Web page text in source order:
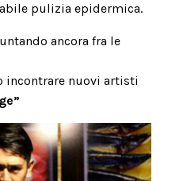
pulizia epidermica.
ancora fra le
incontrare nuovi artisti